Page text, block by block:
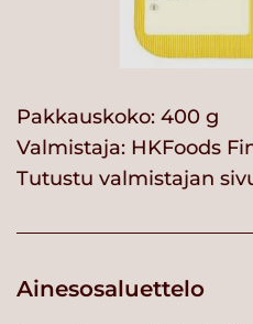
Pakkauskoko: 400 g
Valmistaja: HKFoods
Tutustu valmistajan
Ainesosaluettelo